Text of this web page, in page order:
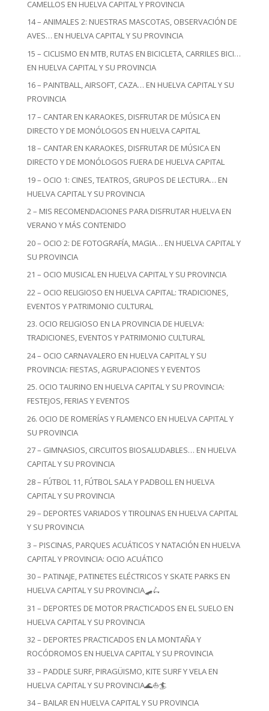
CAMELLOS EN HUELVA CAPITAL Y PROVINCIA
14 – ANIMALES 2: NUESTRAS MASCOTAS, OBSERVACIÓN DE
AVES… EN HUELVA CAPITAL Y SU PROVINCIA
15 – CICLISMO EN MTB, RUTAS EN BICICLETA, CARRILES BICI…
EN HUELVA CAPITAL Y SU PROVINCIA
16 – PAINTBALL, AIRSOFT, CAZA… EN HUELVA CAPITAL Y SU
PROVINCIA
17 – CANTAR EN KARAOKES, DISFRUTAR DE MÚSICA EN
DIRECTO Y DE MONÓLOGOS EN HUELVA CAPITAL
18 – CANTAR EN KARAOKES, DISFRUTAR DE MÚSICA EN
DIRECTO Y DE MONÓLOGOS FUERA DE HUELVA CAPITAL
19 – OCIO 1: CINES, TEATROS, GRUPOS DE LECTURA… EN
HUELVA CAPITAL Y SU PROVINCIA
2 – MIS RECOMENDACIONES PARA DISFRUTAR HUELVA EN
VERANO Y MÁS CONTENIDO
20 – OCIO 2: DE FOTOGRAFÍA, MAGIA… EN HUELVA CAPITAL Y
SU PROVINCIA
21 – OCIO MUSICAL EN HUELVA CAPITAL Y SU PROVINCIA
22 – OCIO RELIGIOSO EN HUELVA CAPITAL: TRADICIONES,
EVENTOS Y PATRIMONIO CULTURAL
23. OCIO RELIGIOSO EN LA PROVINCIA DE HUELVA:
TRADICIONES, EVENTOS Y PATRIMONIO CULTURAL
24 – OCIO CARNAVALERO EN HUELVA CAPITAL Y SU
PROVINCIA: FIESTAS, AGRUPACIONES Y EVENTOS
25. OCIO TAURINO EN HUELVA CAPITAL Y SU PROVINCIA:
FESTEJOS, FERIAS Y EVENTOS
26. OCIO DE ROMERÍAS Y FLAMENCO EN HUELVA CAPITAL Y
SU PROVINCIA
27 – GIMNASIOS, CIRCUITOS BIOSALUDABLES… EN HUELVA
CAPITAL Y SU PROVINCIA
28 – FÚTBOL 11, FÚTBOL SALA Y PADBOLL EN HUELVA
CAPITAL Y SU PROVINCIA
29 – DEPORTES VARIADOS Y TIROLINAS EN HUELVA CAPITAL
Y SU PROVINCIA
3 – PISCINAS, PARQUES ACUÁTICOS Y NATACIÓN EN HUELVA
CAPITAL Y PROVINCIA: OCIO ACUÁTICO
30 – PATINAJE, PATINETES ELÉCTRICOS Y SKATE PARKS EN
HUELVA CAPITAL Y SU PROVINCIA🛹🛴
31 – DEPORTES DE MOTOR PRACTICADOS EN EL SUELO EN
HUELVA CAPITAL Y SU PROVINCIA
32 – DEPORTES PRACTICADOS EN LA MONTAÑA Y
ROCÓDROMOS EN HUELVA CAPITAL Y SU PROVINCIA
33 – PADDLE SURF, PIRAGÜISMO, KITE SURF Y VELA EN
HUELVA CAPITAL Y SU PROVINCIA🌊⛵🏄
34 – BAILAR EN HUELVA CAPITAL Y SU PROVINCIA